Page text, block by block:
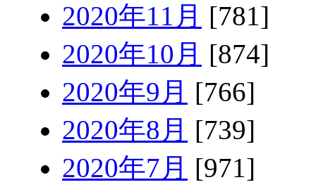
2020年11月 [781]
2020年10月 [874]
2020年9月 [766]
2020年8月 [739]
2020年7月 [971]